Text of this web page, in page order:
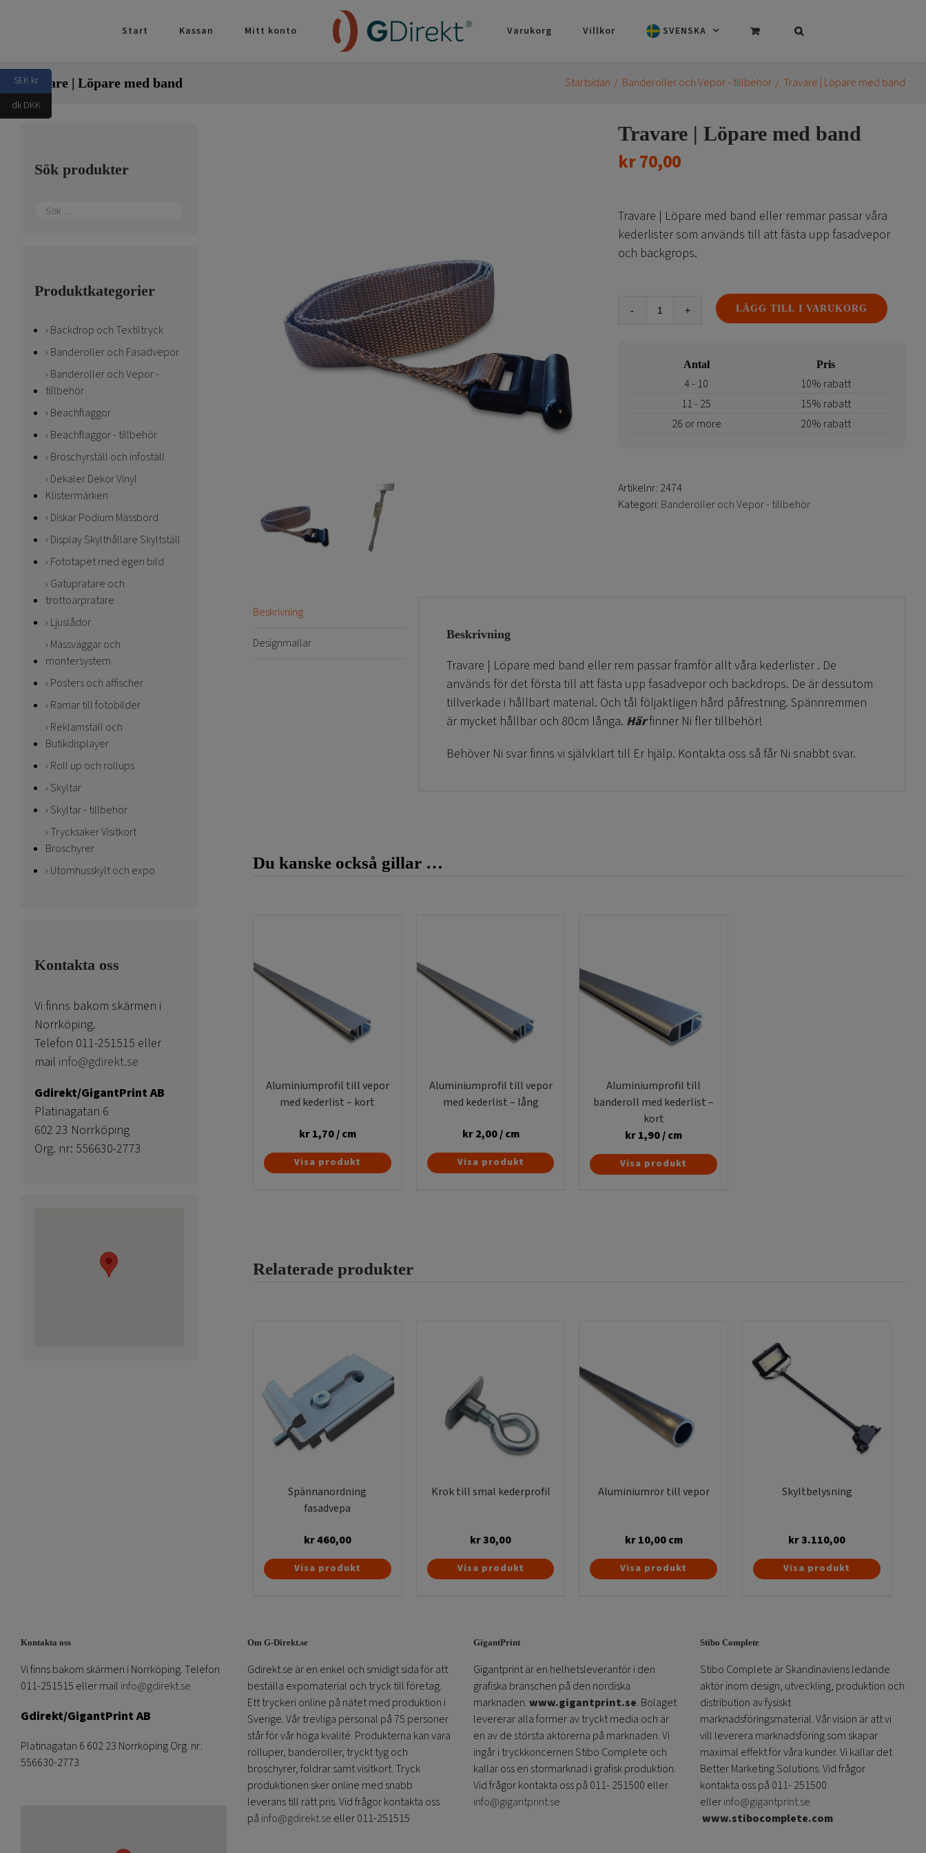
Start Kassan Mitt konto Varukorg Villkor SVENSKA
Travare | Löpare med band Startsidan Banderoller och Vepor - tillbehör Travare | Löpare med band
Travare | Löpare med band
kr70,00
Travare | Löpare med band eller remmar passar våra
kederlister som används till att fästa upp fasadvepor
och backgrops.
Travare
mängd
LÄGG TILL I VARUKORG
Antal Pris
4 - 10
10% rabatt
11 - 25
15% rabatt
26 or more
20% rabatt
Artikelnr: 2474
Kategori: Banderoller och Vepor - tillbehör
Beskrivning
Designmallar
Beskrivning
Travare | Löpare med band eller rem passar framför allt våra kederlister . De
används för det första till att fästa upp fasadvepor och backdrops. De är dessutom
tillverkade i hållbart material. Och tål följaktligen hård påfrestning. Spännremmen
är mycket hållbar och 80cm långa. Härfinner Ni fler tillbehör!
Behöver Ni svar finns vi självklart till Er hjälp. Kontakta oss så får Ni snabbt svar.
Du kanske också gillar …
Aluminiumprofil till vepor
med kederlist – kort
kr1,70/ cm
Visa produkt
Aluminiumprofil till vepor
med kederlist – lång
kr2,00/ cm
Visa produkt
Aluminiumprofil till
banderoll med kederlist –
kort
kr1,90/ cm
Visa produkt
Relaterade produkter
Spännanordning
fasadvepa
kr460,00
Visa produkt
Krok till smal kederprofil
kr30,00
Visa produkt
Aluminiumrör till vepor
kr10,00cm
Den
här
De
alternativen
kan
väljas
på
produktsidan
Visa produkt
Skyltbelysning
kr3.110,00
Visa produkt
Sök produkter
Produktkategorier
Backdrop och Textiltryck
Banderoller och Fasadvepor
Banderoller och Vepor -
tillbehör
Beachflaggor
Beachflaggor - tillbehör
Broschyrställ och infoställ
Dekaler Dekor Vinyl
Klistermärken
Diskar Podium Mässbord
Display Skylthållare Skyltställ
Fototapet med egen bild
Gatupratare och
trottoarpratare
Ljuslådor
Mässväggar och
montersystem
Posters och affischer
Ramar till fotobilder
Reklamställ och
Butikdisplayer
Roll up och rollups
Skyltar
Skyltar - tillbehör
Trycksaker Visitkort
Broschyrer
Utomhusskylt och expo
Kontakta oss
Vi finns bakom skärmen i
Norrköping.
Telefon 011-251515 eller
mail info@gdirekt.se
Gdirekt/GigantPrint AB
Platinagatan 6
602 23 Norrköping
Org. nr: 556630-2773
Kontakta oss
Vi finns bakom skärmen i Norrköping. Telefon
011-251515 eller mail info@gdirekt.se
Gdirekt/GigantPrint AB
Platinagatan 6 602 23 Norrköping Org. nr:
556630-2773
Om G-Direkt.se
Gdirekt.se är en enkel och smidigt sida för att
beställa expomaterial och tryck till företag.
Ett tryckeri online på nätet med produktion i
Sverige. Vår trevliga personal på 75 personer
står för vår höga kvalité. Produkterna kan vara
rolluper, banderoller, tryckt tyg och
broschyrer, foldrar samt visitkort. Tryck
produktionen sker online med snabb
leverans till rätt pris. Vid frågor kontakta oss
på info@gdirekt.se eller 011-251515
GigantPrint
Gigantprint är en helhetsleverantör i den
grafiska branschen på den nordiska
marknaden.www.gigantprint.se. Bolaget
levererar alla former av tryckt media och är
en av de största aktörerna på marknaden. Vi
ingår i tryckkoncernen Stibo Complete och
kallar oss en stormarknad i grafisk produktion.
Vid frågor kontakta oss på 011- 251500 eller
info@gigantprint.se
Stibo Complete
Stibo Complete är Skandinaviens ledande
aktör inom design, utveckling, produktion och
distribution av fysiskt
marknadsföringsmaterial. Vår vision är att vi
vill leverera marknadsföring som skapar
maximal effekt för våra kunder. Vi kallar det
Better Marketing Solutions. Vid frågor
kontakta oss på 011- 251500
ellerinfo@gigantprint.se
www.stibocomplete.com
SEK kr
dk DKK